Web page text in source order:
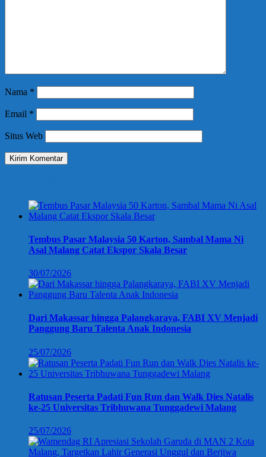
Nama *
Email *
Situs Web
Tembus Pasar Malaysia 50 Karton, Sambal Mama Ni
Asal Malang Catat Ekspor Skala Besar
30/07/2026
Dari Makassar hingga Palangkaraya, FABI XV Menjadi
Panggung Baru Talenta Anak Indonesia
25/07/2026
Ratusan Peserta Padati Fun Run dan Walk Dies Natalis
ke-25 Universitas Tribhuwana Tunggadewi Malang
25/07/2026